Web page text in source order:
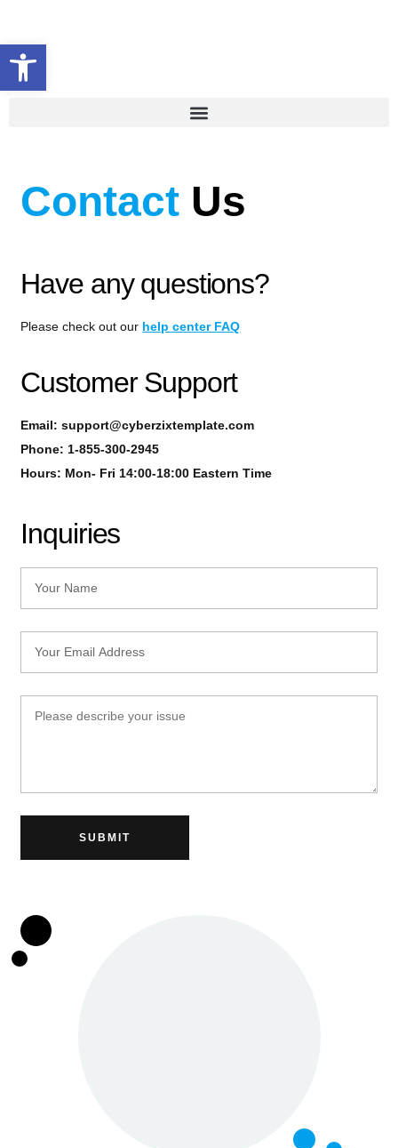
Contact Us
Have any questions?
Please check out our help center FAQ
Customer Support
Email: support@cyberzixtemplate.com
Phone: 1-855-300-2945
Hours: Mon- Fri 14:00-18:00 Eastern Time
Inquiries
SUBMIT
Abrir barra de herramientas